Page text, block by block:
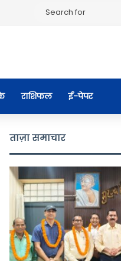
राशिफल ई-पेपर
ताज़ा समाचार